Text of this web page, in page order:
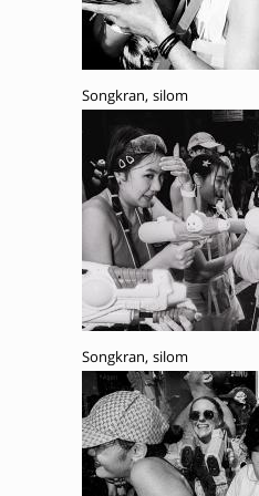
Songkran, silom
Songkran, silom